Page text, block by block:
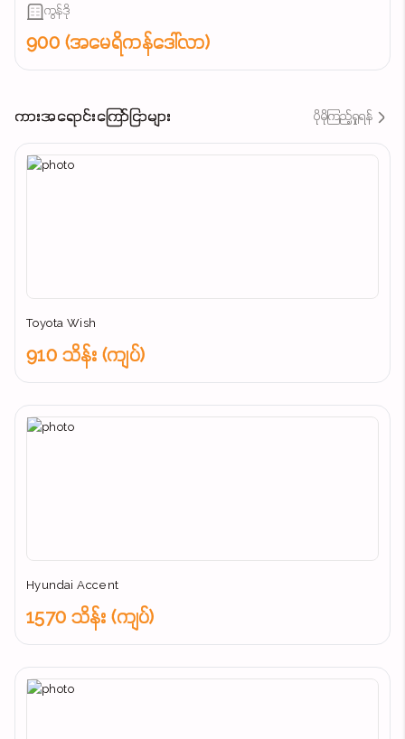
ကွန်ဒို
900 (အမေရိကန်ဒေါ်လာ)
ကားအရောင်းကြော်ငြာများ ပိုမိုကြည့်ရှုရန်
Toyota Wish
910 သိန်း (ကျပ်)
Hyundai Accent
1570 သိန်း (ကျပ်)